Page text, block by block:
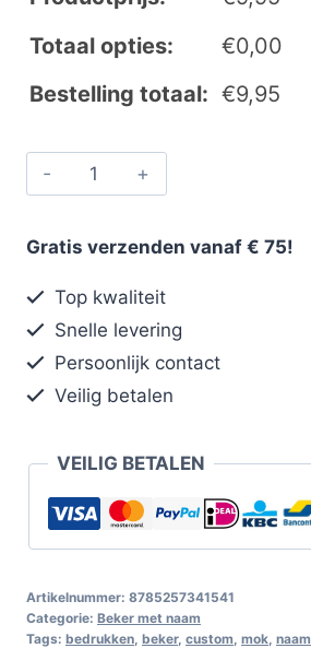
Totaal opties:
€0,00
Bestelling totaal: €9,95
Gratis verzenden vanaf € 75!
Top kwaliteit
Snelle levering
Persoonlijk contact
Veilig betalen
VEILIG BETALEN
Artikelnummer: 8785257341541
Categorie: Beker met naam
Tags: bedrukken beker, custom mok naam